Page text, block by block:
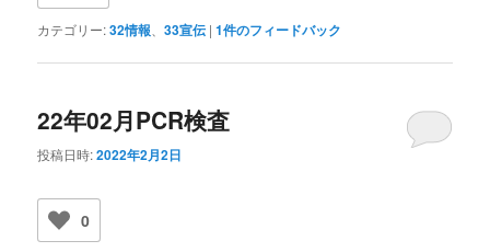
カテゴリー:32情報 、33宣伝 |1件のフィードバック
22年02月PCR検査
投稿日時:2022年2月2日
0